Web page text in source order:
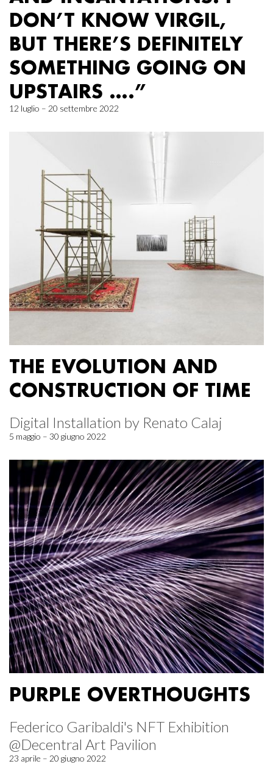
DON’T KNOW VIRGIL,
BUT THERE’S DEFINITELY
SOMETHING GOING ON
UPSTAIRS ….”
12 luglio – 20 settembre 2022
THE EVOLUTION AND
CONSTRUCTION OF TIME
Digital Installation by Renato Calaj
5 maggio – 30 giugno 2022
PURPLE OVERTHOUGHTS
Federico Garibaldi's NFT Exhibition
@Decentral Art Pavilion
23 aprile – 20 giugno 2022